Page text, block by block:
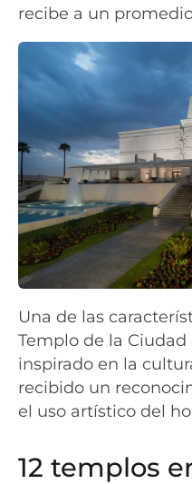
recibe a un
Una de las
Templo de la
inspirado en la
recibido un
el uso artístico del
12 templos